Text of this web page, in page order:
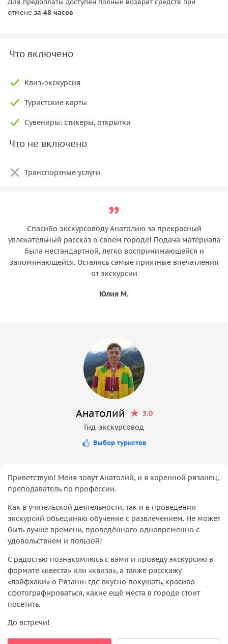
отмене за 48 часов
Что включено
Квиз-экскурсия
Туристские карты
Сувениры: стикеры, открытки
Что не включено
Транспортные услуги
Спасибо экскурсоводу Анатолию за прекрасный
увлекательный рассказ о своем городе! Подача материала
была нестандартной, легко воспринимающейся и
запоминающейся. Остались самые приятные впечатления
от экскурсии
Юлия М.
Анатолий
5.0
Гид-экскурсовод
Выбор туристов
Приветствую! Меня зовут Анатолий, и я коренной рязанец,
преподаватель по профессии.
Как в учительской деятельности, так и в проведении
экскурсий объединяю обучение с развлечением. Не может
быть лучше времени, проведённого одновременно с
удовольствием и пользой!
С радостью познакомлюсь с вами и проведу экскурсию в
формате «квеста» или «квиза», а также расскажу
«лайфхаки» о Рязани: где вкусно покушать, красиво
сфотографироваться, какие ещё места в городе стоит
посетить.
До встречи!